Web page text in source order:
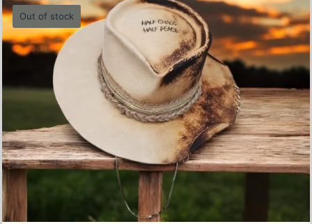
Out of stock
Half Chaos, Half Peace Hat- 55cm
680.00lei
Details